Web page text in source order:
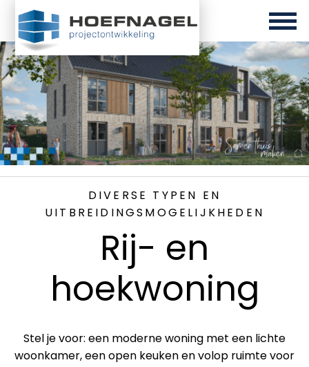
DIVERSE TYPEN EN
UITBREIDINGSMOGELIJKHEDEN
Rij- en
hoekwoning
Stel je voor: een moderne woning met een lichte
woonkamer, een open keuken en volop ruimte voor